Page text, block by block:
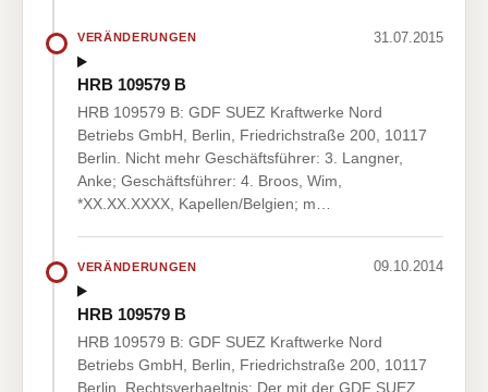
VERÄNDERUNGEN 31.07.2015
HRB 109579 B
HRB 109579 B: GDF SUEZ Kraftwerke Nord
Betriebs GmbH, Berlin, Friedrichstraße 200, 10117
Berlin. Nicht mehr Geschäftsführer: 3. Langner,
Anke; Geschäftsführer: 4. Broos, Wim,
*XX.XX.XXXX, Kapellen/Belgien; m…
VERÄNDERUNGEN 09.10.2014
HRB 109579 B
HRB 109579 B: GDF SUEZ Kraftwerke Nord
Betriebs GmbH, Berlin, Friedrichstraße 200, 10117
Berlin. Rechtsverhaeltnis: Der mit der GDF SUEZ